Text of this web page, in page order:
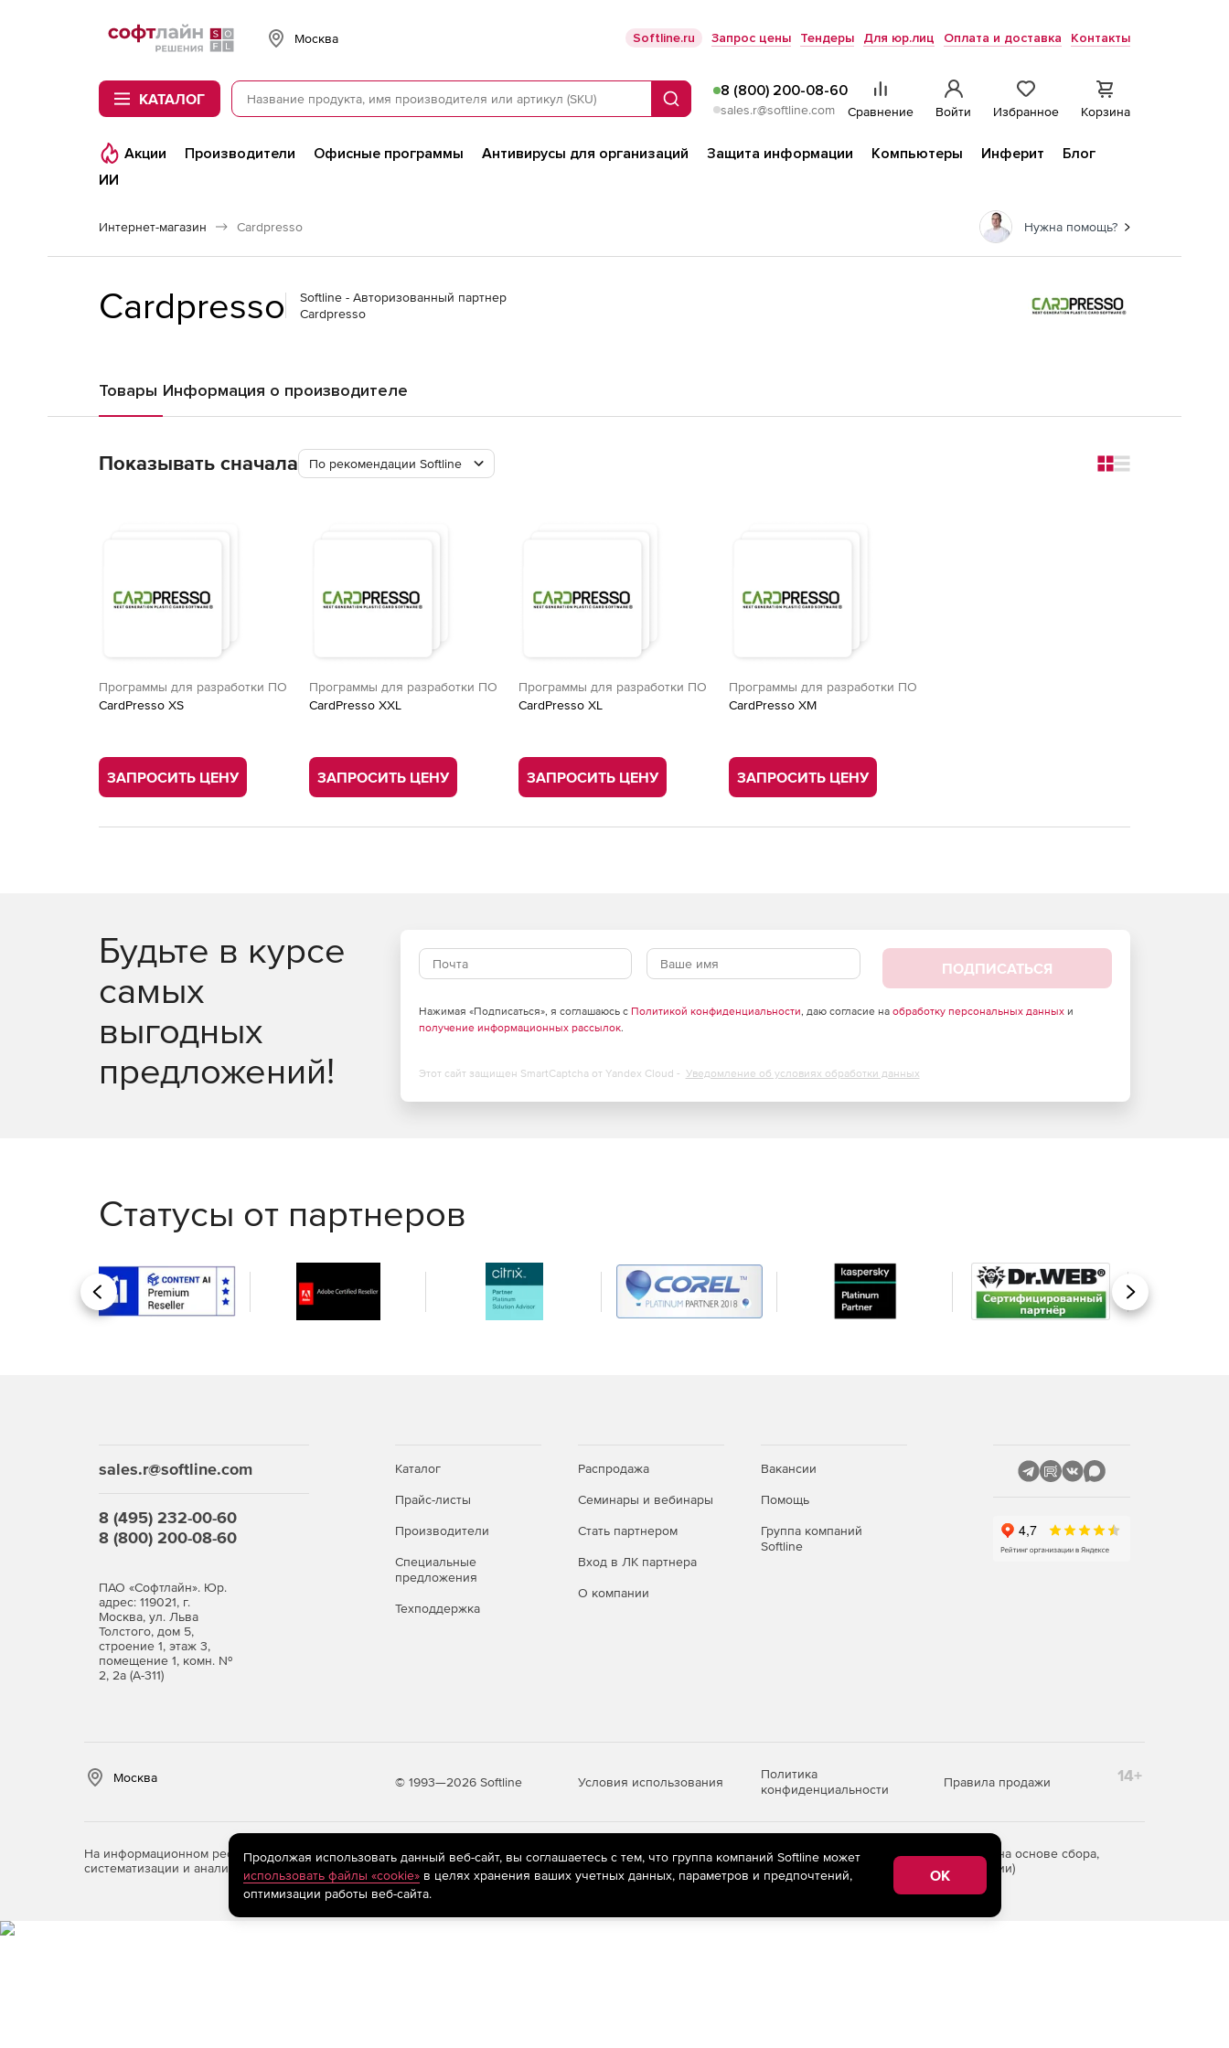
Softline
Москва Softline.ru Запрос цены Тендеры Для юр.лиц Оплата и доставка Контакты
КАТАЛОГ Поиск
8 (800) 200-08-60
sales.r@softline.com Сравнение Войти Избранное Корзина
Акции Производители Офисные программы Антивирусы для организаций Защита информации Компьютеры Инферит
Блог
ИИ
Интернет-магазин Cardpresso Нужна помощь?
Cardpresso
Softline - Авторизованный партнер
Cardpresso
Товары Информация о производителе
Показывать сначала По рекомендации Softline Change to grid views
Change to simple
Программы для разработки ПО
CardPresso XS
ЗАПРОСИТЬ ЦЕНУ
Программы для разработки ПО
CardPresso XXL
ЗАПРОСИТЬ ЦЕНУ
Программы для разработки ПО
CardPresso XL
ЗАПРОСИТЬ ЦЕНУ
Программы для разработки ПО
CardPresso XM
ЗАПРОСИТЬ ЦЕНУ
Будьте в курсе
самых
выгодных
предложений!
ПОДПИСАТЬСЯ
Нажимая «Подписаться», я соглашаюсь с Политикой конфиденциальности, даю согласие на обработку персональных данныхи
получение информационных рассылок.
Этот сайт защищен SmartCaptcha от Yandex Cloud - Уведомление об условиях обработки данных
Статусы от партнеров
Назад Вперед
sales.r@softline.com
8 (495) 232-00-60
8 (800) 200-08-60
ПАО «Софтлайн». Юр.
адрес: 119021, г.
Москва, ул. Льва
Толстого, дом 5,
строение 1, этаж 3,
помещение 1, комн. №
2, 2а (А-311)
Каталог
Прайс-листы
Производители
Специальные
предложения
Техподдержка
Распродажа
Семинары и вебинары
Стать партнером
Вход в ЛК партнера
О компании
Вакансии
Помощь
Группа компаний
Softline
Москва © 1993—2026 Softline Условия использования
Политика
конфиденциальности
Правила продажи 14+
На информационном ресурсе store.softline.ru применяютсярекомендательные технологии(информационные технологии предоставления информации на основе сбора,
систематизации и анализа сведений, относящихся к предпочтениям пользователей сети «Интернет», находящихся на территории Российской Федерации)
Продолжая использовать данный веб-сайт, вы соглашаетесь с тем, что группа компаний Softline может
использовать файлы «cookie»в целях хранения ваших учетных данных, параметров и предпочтений,
оптимизации работы веб-сайта.
OK